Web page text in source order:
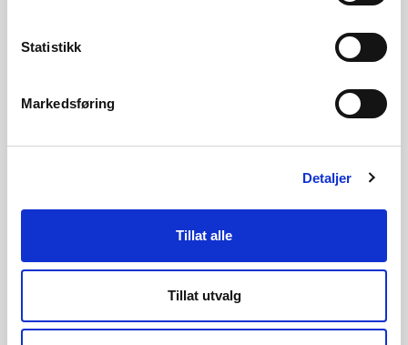
Statistikk
Markedsføring
Detaljer
Tillat alle
Tillat utvalg
regionalnettet sør-øst i Oslo. Samtidig får Elvia
tillatelse til å bygge en ca. 1,2 km lang luftledning
NVE gir Linja AS tillatelse til å overta nettanlegg på
Møre og Romsdal, Trøndelag og Innlandet
NVE har avslått søknaden fra nettselskapet Linja AS
regionalnett i Romsdal, Nordmøre, Trøndelag og
Innlandet. Linja får derimot konsesjon til å overta
samtidig fått konsesjon til å overta ledningsnett